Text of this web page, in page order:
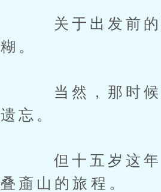
关于出发前的那
糊。
当然，那时候她
遗忘。
但十五岁这年，
叠齑山的旅程。